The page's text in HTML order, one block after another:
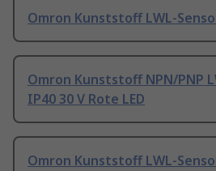
Omron Kunststoff LWL-
Omron Kunststoff NPN/PNP
IP40 30 V Rote LED
Omron Kunststoff LWL-